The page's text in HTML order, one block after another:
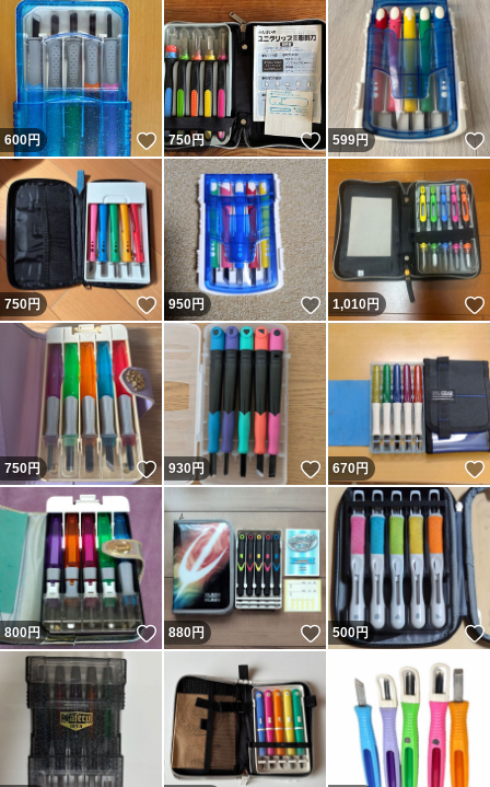
600円 いいね！
750円 いいね！
599円
750円 いいね！
950円 いいね！
1,010円
750円 いいね！
930円 いいね！
670円
800円 いいね！
880円 いいね！
500円